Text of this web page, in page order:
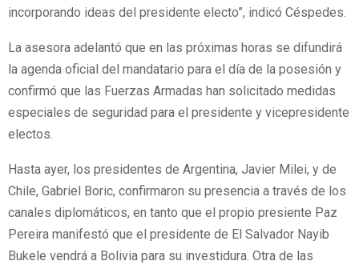
incorporando ideas del presidente electo”, indicó Céspedes.
La asesora adelantó que en las próximas horas se difundirá
la agenda oficial del mandatario para el día de la posesión y
confirmó que las Fuerzas Armadas han solicitado medidas
especiales de seguridad para el presidente y vicepresidente
electos.
Hasta ayer, los presidentes de Argentina, Javier Milei, y de
Chile, Gabriel Boric, confirmaron su presencia a través de los
canales diplomáticos, en tanto que el propio presiente Paz
Pereira manifestó que el presidente de El Salvador Nayib
Bukele vendrá a Bolivia para su investidura. Otra de las